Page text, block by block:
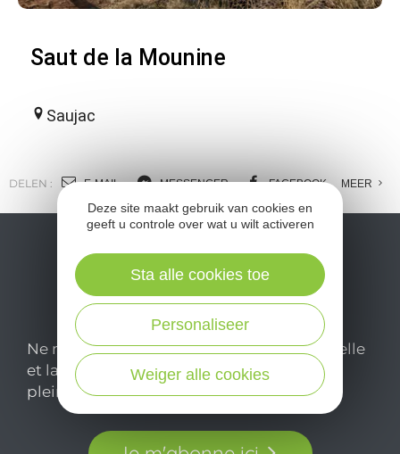
Saut de la Mounine
Saujac
DELEN : E-MAIL MESSENGER FACEBOOK MEER
Ne manquez pas notre newsletter mensuelle
et laissez-vous inspirer pour profiter
pleinement de votre séjour en Aveyron.
Deze site maakt gebruik van cookies en
geeft u controle over wat u wilt activeren
Weiger alle cookies
Personaliseer
Sta alle cookies toe